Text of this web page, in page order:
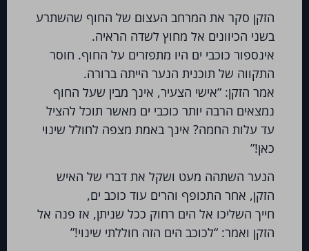
והארוך וימקדו את המשאבים והתהליכים
בחברה.זאת על-ידי מנטורינג ניהולי, יעול
תהליכים לקיצור טווחים, מזעור טעויות
והטמעת שיטות ומודלים מוכחים. במקרה זה,
כבר בטווח הקצר, קל להביא לשיפור התוצאות
הכמותיות והאיכותיות כאחד”
וממוקד, וביישום מהיר של פתרונות וכלים
עסקיים פשוטים,שכמובן יותאמו באופן אישי,
מתוך הסתכלות רחבה ומיפוי מהיר של
הארגון.
הזקן סקר את המרחב העצום של החוף שהשתרע
בשני הכיוונים אל מחוץ לשדה הראיה.
אינספור כוכבי ים היו מתפזרים על החוף. חוסר
התקווה של תוכנית הנער הייתה ברורה.
אמר הזקן: “אישי הצעיר, אינך מבין שעל החוף
נמצאים הרבה יותר כוכבי ים מאשר תוכל להציל
עד עלות החמה? אינך באמת מצפה לחולל שינוי
כאן!”
הנער השתהה מעט ושקל את דברי של האיש
הזקן, אחר התכופף והרים עוד כוכב ים,
חייך השליכו אל הים רחוק ככל שניתן, אז פנה אל
הזקן ואמר: “לכוכב הים הזה חוללתי שינוי!”